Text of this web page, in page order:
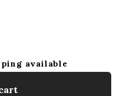
available